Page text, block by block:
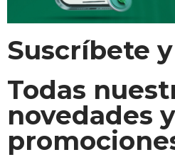
Suscríbete
Todas
novedades y